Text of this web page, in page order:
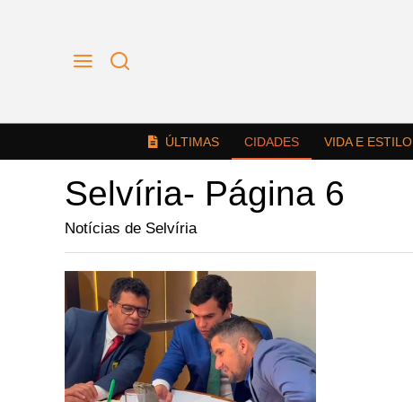
ÚLTIMAS CIDADES VIDA E ESTILO
Selvíria- Página 6
Notícias de Selvíria